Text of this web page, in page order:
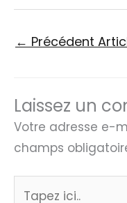
← Précédent
Laissez un
Votre adresse e-
champs